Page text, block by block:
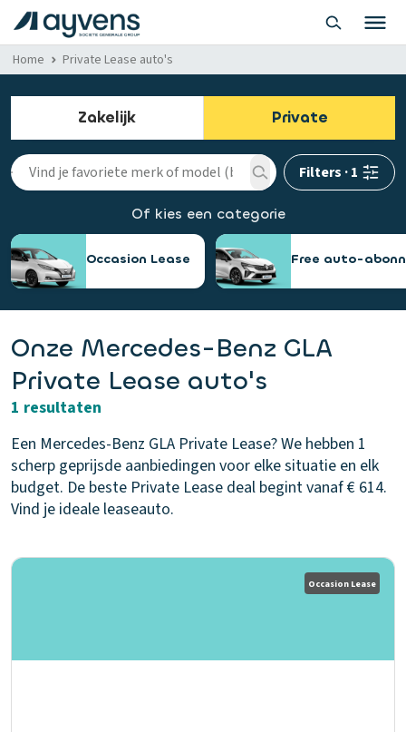
Home Private Lease auto's
Zakelijk Private
Filters ·1
Of kies een categorie
Occasion Lease Free auto-
Onze Mercedes-Benz GLA
Private Lease auto's
1 resultaten
Een Mercedes-Benz GLA Private Lease? We hebben 1
scherp geprijsde aanbiedingen voor elke situatie en elk
budget. De beste Private Lease deal begint vanaf € 614.
Vind je ideale leaseauto.
Occasion Lease